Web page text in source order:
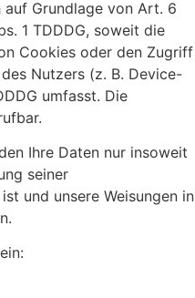
Grundlage von Art. 6
1 TDDDG, soweit die
Cookies oder den Zugriff
Nutzers (z. B. Device-
umfasst. Die
Ihre Daten nur insoweit
seiner
und unsere Weisungen in